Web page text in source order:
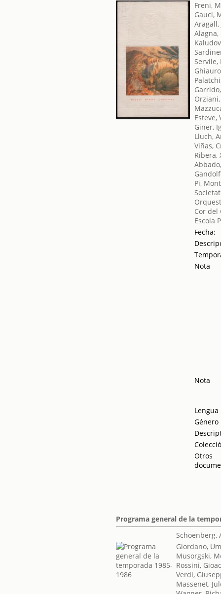
Freni,
Gauci,
Aragall,
Servile,
Esteve,
Giner,
Lluch,
Viñas,
Ribera,
Pi,
Cor del
Escola
Fecha:
Nota
Nota
Lengua
Género
Otros
Programa general de la
Schoenberg,
Giordano,
Musorgski,
Rossini,
Verdi,
Massenet,